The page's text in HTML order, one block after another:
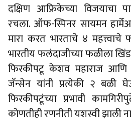
दक्षिण आफ्रिकेच्या विजयाचा
रचला. ऑफ-स्पिनर सायमन
मारा करत भारताचे ४
भारतीय फलंदाजीच्या फळीला
फिरकीपटू केशव महाराज आणि
जॅन्सेन यांनी प्रत्येकी २ बळी
फिरकीपटूंच्या प्रभावी
कोणतीही रणनीती यशस्वी झाली